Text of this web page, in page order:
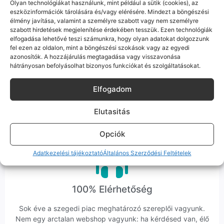
Olyan technológiákat használunk, mint például a sütik (cookies), az
eszközinformációk tárolására és/vagy elérésére. Mindezt a böngészési
élmény javítása, valamint a személyre szabott vagy nem személyre
szabott hirdetések megjelenítése érdekében tesszük. Ezen technológiák
elfogadása lehetővé teszi számunkra, hogy olyan adatokat dolgozzunk
fel ezen az oldalon, mint a böngészési szokások vagy az egyedi
azonosítók. A hozzájárulás megtagadása vagy visszavonása
hátrányosan befolyásolhat bizonyos funkciókat és szolgáltatásokat.
Elfogadom
Elutasitás
Opciók
Adatkezelési tájékoztatóÁltalános Szerződési Feltételek
Bizonyos esetekben gyári vagy prémium minőségű
alkatrészekre (pl. új akkumulátorra vagy kijelzőre)
cseréljük a régieket.
előfordulhat az "Ismeretlen alkatrész" jelzés, de ne aggódj, ez
csak a gyártó szoftveres üzenete – a telefonod ettől még
S-széria) a gyárinál rosszabb minőségű az alkatrész, azt a
termékleírásban külön jelezzük neked.
100% Elérhetőség
Sok éve a szegedi piac meghatározó szereplői vagyunk.
Nem egy arctalan webshop vagyunk: ha kérdésed van, élő